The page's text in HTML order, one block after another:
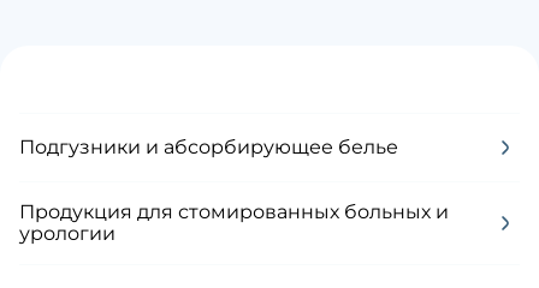
Подгузники и абсорбирующее белье
Продукция для стомированных больных и
урологии